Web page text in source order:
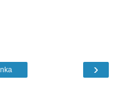
›